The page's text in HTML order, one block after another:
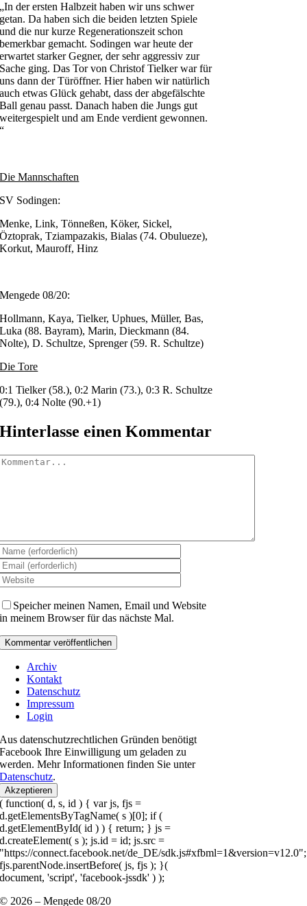
„In der ersten Halbzeit haben wir uns schwer
getan. Da haben sich die beiden letzten Spiele
und die nur kurze Regenerationszeit schon
bemerkbar gemacht. Sodingen war heute der
erwartet starker Gegner, der sehr aggressiv zur
Sache ging. Das Tor von Christof Tielker war für
uns dann der Türöffner. Hier haben wir natürlich
auch etwas Glück gehabt, dass der abgefälschte
Ball genau passt. Danach haben die Jungs gut
weitergespielt und am Ende verdient gewonnen.
“
Die Mannschaften
SV Sodingen:
Menke, Link, Tönneßen, Köker, Sickel,
Öztoprak, Tziampazakis, Bialas (74. Obulueze),
Korkut, Mauroff, Hinz
Mengede 08/20:
Hollmann, Kaya, Tielker, Uphues, Müller, Bas,
Luka (88. Bayram), Marin, Dieckmann (84.
Nolte), D. Schultze, Sprenger (59. R. Schultze)
Die Tore
0:1 Tielker (58.), 0:2 Marin (73.), 0:3 R. Schultze
(79.), 0:4 Nolte (90.+1)
Hinterlasse einen Kommentar
Speicher meinen Namen, Email und Website
in meinem Browser für das nächste Mal.
Archiv
Kontakt
Datenschutz
Impressum
Login
Aus datenschutzrechtlichen Gründen benötigt
Facebook Ihre Einwilligung um geladen zu
werden. Mehr Informationen finden Sie unter
Datenschutz.
Akzeptieren
( function( d, s, id ) { var js, fjs =
d.getElementsByTagName( s )[0]; if (
d.getElementById( id ) ) { return; } js =
d.createElement( s ); js.id = id; js.src =
"https://connect.facebook.net/de_DE/sdk.js#xfbml=1&version=v12.0";
fjs.parentNode.insertBefore( js, fjs ); }(
document, 'script', 'facebook-jssdk' ) );
© 2026 – Mengede 08/20